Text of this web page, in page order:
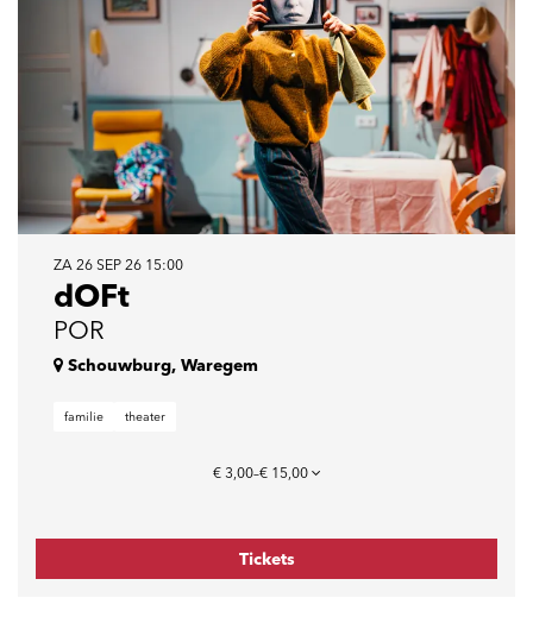
dOFt
POR
ZA 26 SEP 26 15:00
Schouwburg, Waregem
familie theater
€ 3,00–€ 15,00
Tickets